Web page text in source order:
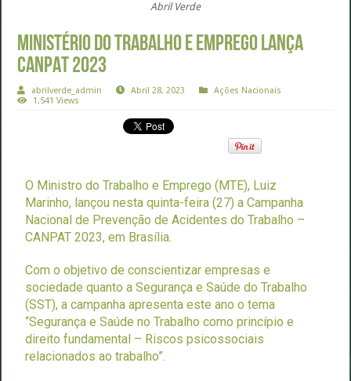
Abril Verde
Ministério do Trabalho e Emprego lança
CANPAT 2023
abrilverde_admin Abril 28, 2023
Ações Nacionais
1,541 Views
O Ministro do Trabalho e Emprego (MTE), Luiz
Marinho, lançou nesta quinta-feira (27) a Campanha
Nacional de Prevenção de Acidentes do Trabalho –
CANPAT 2023, em Brasília.
Com o objetivo de conscientizar empresas e
sociedade quanto a Segurança e Saúde do Trabalho
(SST), a campanha apresenta este ano o tema
“Segurança e Saúde no Trabalho como princípio e
direito fundamental – Riscos psicossociais
relacionados ao trabalho”.